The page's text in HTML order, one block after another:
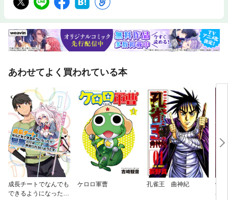
あわせてよく買われている本
成長チートでなんでも
できるようになった
ケロロ軍曹 孔雀王 曲神紀
骸
界